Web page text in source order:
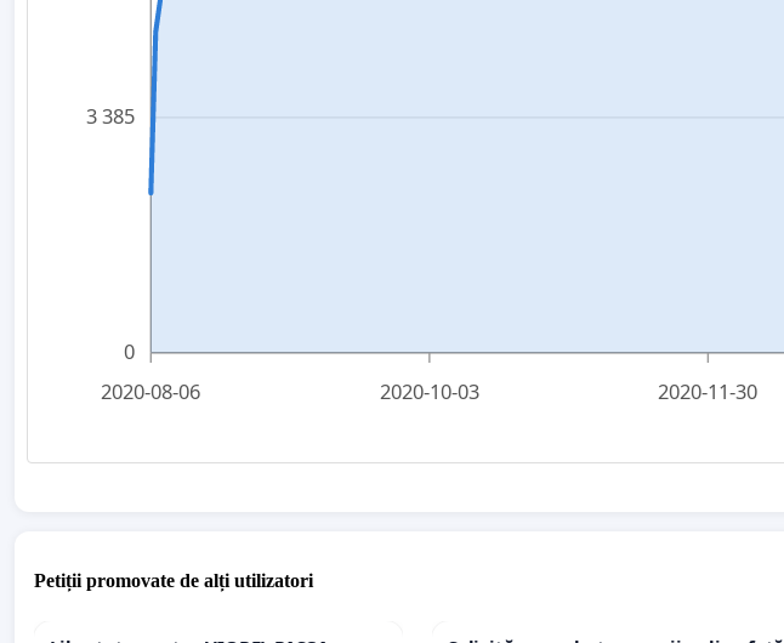
0
3 385
2020-08-06 2020-10-03 2020-11-30
Petiții promovate de alți utilizatori